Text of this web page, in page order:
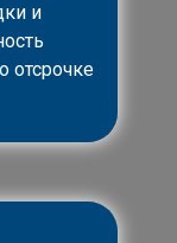
и
отсрочке